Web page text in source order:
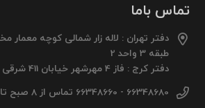
تماس باما
دفتر تهران : لاله زار شمالی کوچه معمار
طبقه 3 واحد 2
دفتر کرج : فاز 4 مهرشهر خیابان 411 شرقی پلاک 114 واحد 1
66348680 - 66348660 تماس از 8 صبح تا 6 شب